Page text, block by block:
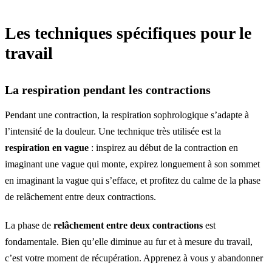
Les techniques spécifiques pour le
travail
La respiration pendant les contractions
Pendant une contraction, la respiration sophrologique s’adapte à
l’intensité de la douleur. Une technique très utilisée est la
respiration en vague : inspirez au début de la contraction en
imaginant une vague qui monte, expirez longuement à son sommet
en imaginant la vague qui s’efface, et profitez du calme de la phase
de relâchement entre deux contractions.
La phase de relâchement entre deux contractions est
fondamentale. Bien qu’elle diminue au fur et à mesure du travail,
c’est votre moment de récupération. Apprenez à vous y abandonner